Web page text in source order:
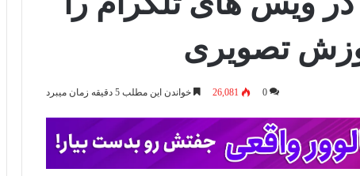
تصویری
0
26,081 خواندن این مطلب 5 دقیقه زمان میبرد